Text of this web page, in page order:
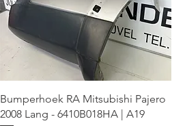
Bumperhoek RA Mitsubishi Pajero
2008 Lang - 6410B018HA | A19